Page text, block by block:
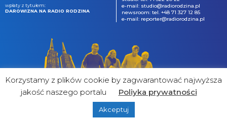
wpłaty z tytułem:
DAROWIZNA NA RADIO RODZINA
e-mail: studio@radiorodzina.pl
newsroom: tel. +48 71 327 12 85
e-mail: reporter@radiorodzina.pl
&
Korzystamy z plików cookie by zagwarantować najwyższa
jakość naszego portalu
Poliyka prywatności
Akceptuj